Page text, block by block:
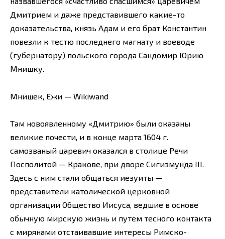
Дмитрием и даже представившего какие-то
доказательства, князь Адам и его брат Константин
повезли к тестю последнего магнату и воеводе
(губернатору) польского города Сандомир Юрию
Мнишку.
Мнишек, Ежи — Wikiwand
Там новоявленному «Дмитрию» были оказаны
великие почести, и в конце марта 1604 г.
самозваный царевич оказался в столице Речи
Посполитой — Кракове, при дворе Сигизмунда III.
Здесь с ним стали общаться иезуиты —
представители католической церковной
организации Общество Иисуса, ведшие в основе
обычную мирскую жизнь и путем тесного контакта
с мирянами отстаивавшие интересы Римско-